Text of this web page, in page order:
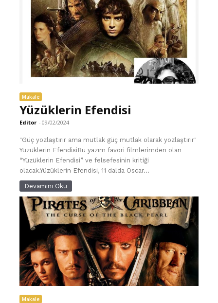
Makale
Yüzüklerin Efendisi
Editor - 09/02/2024
"Güç yozlaştırır ama mutlak güç mutlak olarak yozlaştırır"
Yüzüklerin EfendisiBu yazım favori filmlerimden olan
“Yüzüklerin Efendisi” ve felsefesinin kritiği
olacak.Yüzüklerin Efendisi, 11 dalda Oscar...
Devamını Oku
Makale